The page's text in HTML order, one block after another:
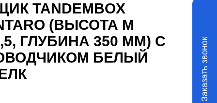
TANDEMBOX
(ВЫСОТА М
ГЛУБИНА 350 ММ) С
БЕЛЫЙ
Заказать звонок